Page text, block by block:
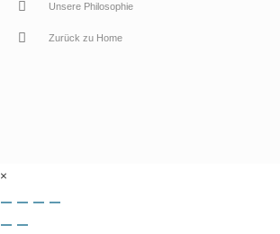
Unsere Philosophie
Zurück zu Home
×